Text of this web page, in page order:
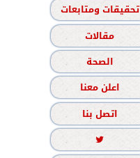
تحقيقات ومتابعات
مقالات
الصحة
اعلن معنا
اتصل بنا
